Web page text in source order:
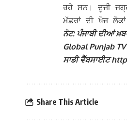
ਰਹੇ ਸਨ। ਦੂਜੀ
ਮੱਛਰਾਂ ਦੀ ਖੋਜ
ਨੋਟ: ਪੰਜਾਬੀ ਦੀਆਂ
Global Punjab
ਸਾਡੀ ਵੈੱਬਸਾਈਟ
Share This Article